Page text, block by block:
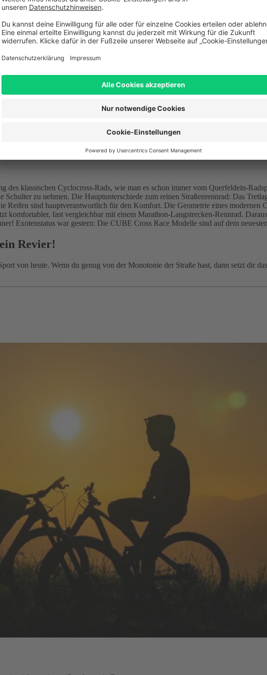
des klassischen Cyclocross-Rads, wie man es schon immer vom Querfeldein-
zu nehmen. Die Hauptunterschiede zum reinen Straßenrennrad: Das
Reifen sind hauptverantwortlich für den Komfort. Die Geometrie eines modernen
komfortabler, fast vergleichbar mit einem Marathon-Langstrecken-Rennrad.
Exotenstatus war gestern: Die CUBE Cross Race Modelle sind auf dem
Revier!
von heute. Wenn du genug von der Monotonie der Straße hast, dann setzt dir